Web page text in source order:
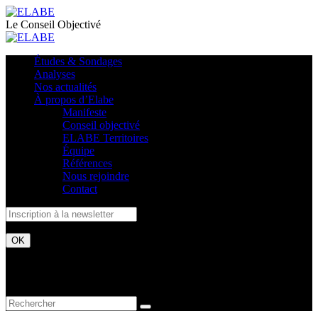
Le Conseil Objectivé
Études & Sondages
Analyses
Nos actualités
À propos d’Elabe
Manifeste
Conseil objectivé
ELABE Territoires
Équipe
Références
Nous rejoindre
Contact